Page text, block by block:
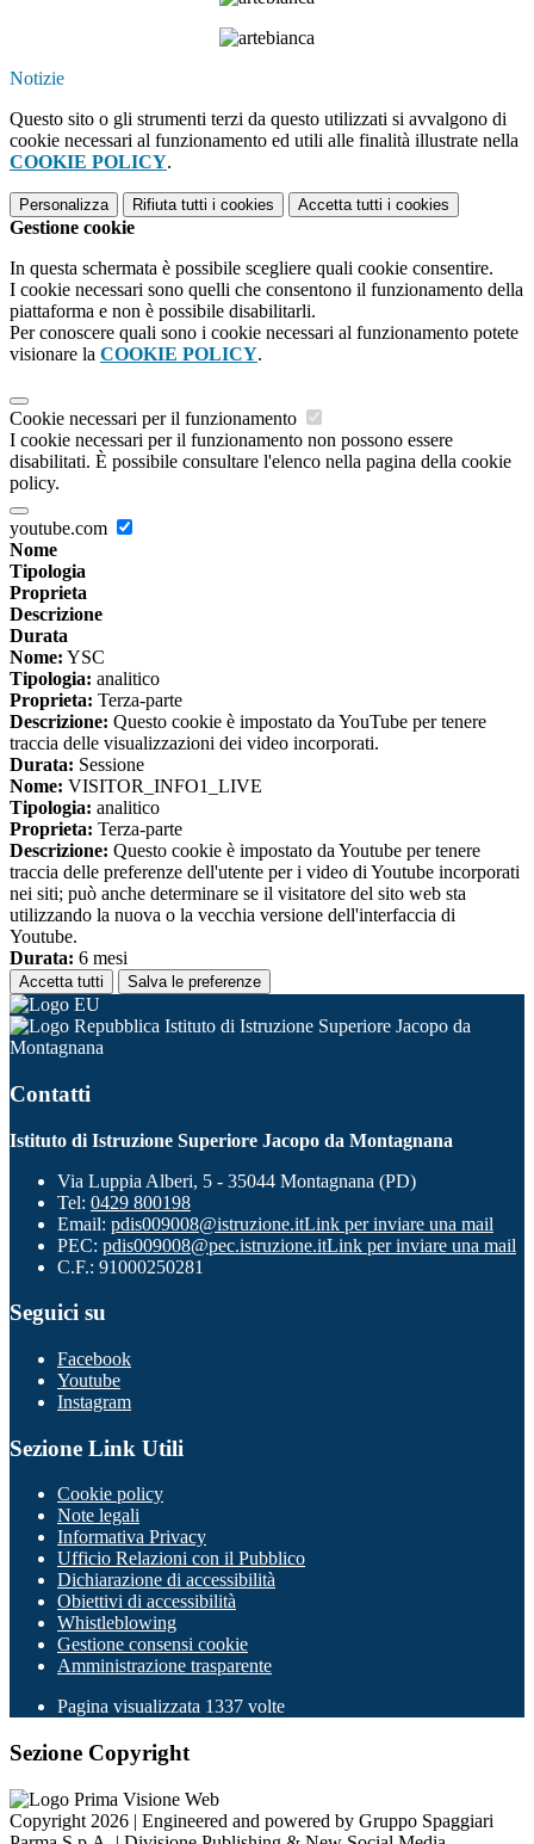
Notizie
Questo sito o gli strumenti terzi da questo utilizzati si avvalgono di
cookie necessari al funzionamento ed utili alle finalità illustrate nella
COOKIE POLICY.
Personalizza Rifiuta tutti i cookies Accetta tutti i cookies
Gestione cookie
In questa schermata è possibile scegliere quali cookie consentire.
I cookie necessari sono quelli che consentono il funzionamento della
piattaforma e non è possibile disabilitarli.
Per conoscere quali sono i cookie necessari al funzionamento potete
visionare la COOKIE POLICY.
Cookie necessari per il funzionamento
I cookie necessari per il funzionamento non possono essere
disabilitati. È possibile consultare l'elenco nella pagina della cookie
policy.
youtube.com
Nome
Tipologia
Proprieta
Descrizione
Durata
Nome: YSC
Tipologia: analitico
Proprieta: Terza-parte
Descrizione: Questo cookie è impostato da YouTube per tenere
traccia delle visualizzazioni dei video incorporati.
Durata: Sessione
Nome: VISITOR_INFO1_LIVE
Tipologia: analitico
Proprieta: Terza-parte
Descrizione: Questo cookie è impostato da Youtube per tenere
traccia delle preferenze dell'utente per i video di Youtube incorporati
nei siti; può anche determinare se il visitatore del sito web sta
utilizzando la nuova o la vecchia versione dell'interfaccia di
Youtube.
Durata: 6 mesi
Accetta tutti Salva le preferenze
Istituto di Istruzione Superiore Jacopo da
Montagnana
Contatti
Istituto di Istruzione Superiore Jacopo da Montagnana
Via Luppia Alberi, 5 - 35044 Montagnana (PD)
Tel: 0429 800198
Email: pdis009008@istruzione.itLink per inviare una mail
PEC: pdis009008@pec.istruzione.itLink per inviare una mail
C.F.: 91000250281
Seguici su
Facebook
Youtube
Instagram
Sezione Link Utili
Cookie policy
Note legali
Informativa Privacy
Ufficio Relazioni con il Pubblico
Dichiarazione di accessibilità
Obiettivi di accessibilità
Whistleblowing
Gestione consensi cookie
Amministrazione trasparente
Pagina visualizzata 1337 volte
Sezione Copyright
Copyright 2026 | Engineered and powered by Gruppo Spaggiari